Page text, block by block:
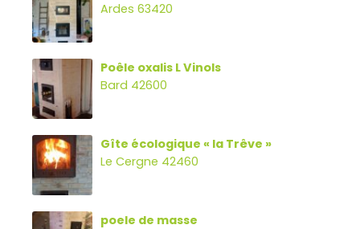
Ardes 63420
Poêle oxalis L Vinols
Bard 42600
Gîte écologique « la Trêve »
Le Cergne 42460
poele de masse